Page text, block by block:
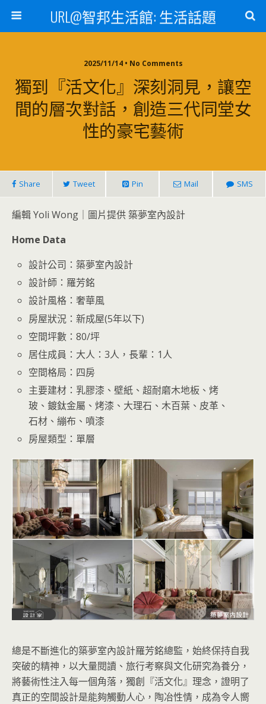
URL@智邦生活館: 生活話題
2025/11/14 • No Comments
獨到『活文化』深刻洞見，讓空
間的層次對話，創造三代同堂女
性的豪宅藝術
Share Tweet Pin Mail SMS
編輯 Yoli Wong｜圖片提供 築夢室內設計
Home Data
設計公司：築夢室內設計
設計師：羅芳銘
設計風格：奢華風
房屋狀況：新成屋(5年以下)
空間坪數：80/坪
居住成員：大人：3人，長輩：1人
空間格局：四房
主要建材：乳膠漆、壁紙、超耐磨木地板、烤
玻、鍍鈦金屬、烤漆、大理石、木百葉、皮革、
石材、繃布、噴漆
房屋類型：單層
總是不斷進化的築夢室內設計羅芳銘總監，始終保持自我
突破的精神，以大量閱讀、旅行考察與文化研究為養分，
將藝術性注入每一個角落，獨創『活文化』理念，證明了
真正的空間設計是能夠觸動人心，陶冶性情，成為令人嚮